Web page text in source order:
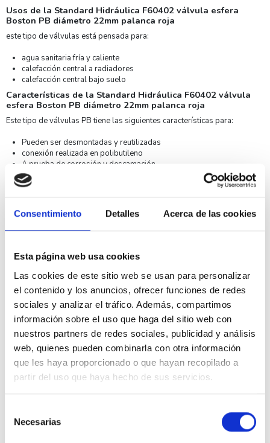
Consentimiento Detalles Acerca de las cookies
Esta página web usa cookies
Las cookies de este sitio web se usan para personalizar
el contenido y los anuncios, ofrecer funciones de redes
sociales y analizar el tráfico. Además, compartimos
información sobre el uso que haga del sitio web con
nuestros partners de redes sociales, publicidad y análisis
web, quienes pueden combinarla con otra información
que les haya proporcionado o que hayan recopilado a
partir del uso que haya hecho de sus servicios.
Necesarias
Usos de la Standard Hidráulica F60402 válvula esfera
Boston PB diámetro 22mm palanca roja
este tipo de válvulas está pensada para:
agua sanitaria fría y caliente
calefacción central a radiadores
calefacción central bajo suelo
Características de la Standard Hidráulica F60402 válvula
esfera Boston PB diámetro 22mm palanca roja
Este tipo de válvulas PB tiene las siguientes características para:
Pueden ser desmontadas y reutilizadas
conexión realizada en polibutileno
A prueba de corrosión y descamación
Recomendación de apertura y cierre de las válvulas cada 3 meses
sistema rápido y seguro de instalar
Uniones sin disolventes, soldaduras o llamas
Ahorro de tiempo, montaje y desmontaje muy rápido
No necesita herramientas
Sistema de unión seguro
Posibilidad de empotrado
Palanca
Acero Dacromet / Aluminio
Diámetro ( Ø )
22mm
Ancho ( A )
90
Ancho palanca/mariposa ( B )
95
Altura ( h )
47
Esquema Standard Hidráulica F60402 válvula esfera
Boston PB diámetro 22mm palanca roja